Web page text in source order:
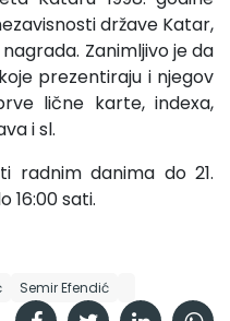
države Katar,
Zanimljivo je da
prezentiraju i njegov
lične karte, indexa,
i sl.
radnim danima do 21.
16:00 sati.
Semir Efendić